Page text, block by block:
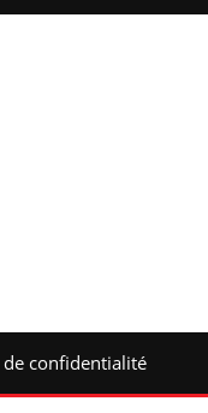
confidentialité